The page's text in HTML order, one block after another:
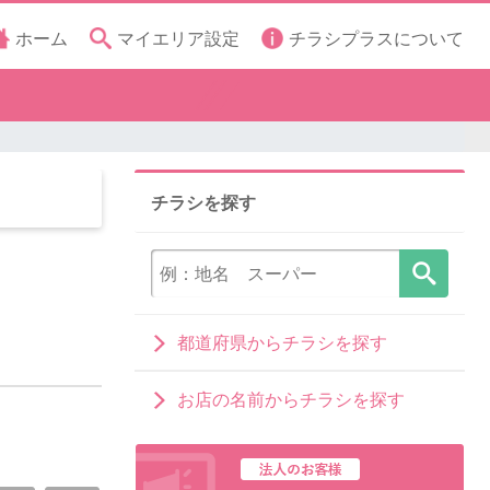
ホーム マイエリア設定 チラシプラスについて
チラシを探す
都道府県からチラシを探す
お店の名前からチラシを探す